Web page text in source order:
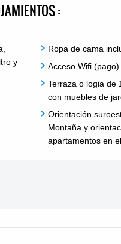
:
y
Ropa de cama
Acceso Wifi (pago)
Terraza o logia de
con muebles de
Orientación
Montaña y
apartamentos en